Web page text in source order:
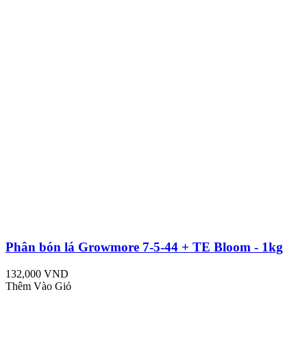
Phân bón lá Growmore 7-5-44 + TE Bloom - 1kg
132,000 VND
Thêm Vào Giỏ